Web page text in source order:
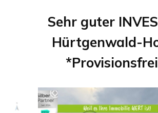
Sehr guter
Hürtgenwald-